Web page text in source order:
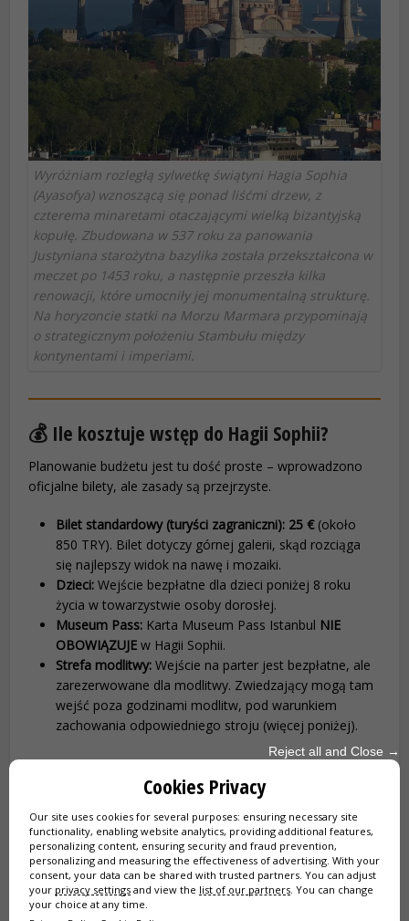
Wyróżniam rozległą sylwetkę świątyni Hagia Sophia
(Ayasofya) wznoszącą się ponad liśćmi drzew, z
czterema minaretami otaczającymi wielką bizantyjską
kopułę. Zbudowana w 537 roku za panowania
Justyniana starożytna bazylika została przekształcona w
meczet po 1453 roku, a następnie przeszła kilka
renowacji, które umocniły jej monumentalną strukturę.
Na horyzoncie statki na Morzu Marmara przypominają
o strategicznym położeniu Stambułu między
kontynentami i imperiami.
💰 Ile kosztuje wstęp do Hagii Sophii?
Planowanie budżetu jest tu dość proste – wprowadzono
oficjalne bilety, ale zasady są przejrzyste.
Bilet standardowy (turyści zagraniczni): 25 €(około
850 TRY). Bilet dotyczy górnej galerii, skąd rozciąga
się najlepszy widok na nawę i mozaiki.
Dzieci: Wejście bezpłatne dla dzieci poniżej 8 roku
życia w towarzystwie osoby dorosłej.
Museum Pass: Karta Museum Pass Istanbul NIE
OBOWIĄZUJE w Hagii Sophii.
Strefa modlitwy: Wejście na parter jest bezpłatne, ale
zarezerwowane dla modlitwy. Zwiedzający mogą tam
wejść poza godzinami modlitw, pod warunkiem
zachowania odpowiedniego stroju (więcej poniżej).
Wejście priorytetowe do Hagii Sophii:
Zarezerwuj oficjalne bilety z opcją
„skip-the-line”
💻 Dlaczego warto zarezerwować bilet
Reject all and Close →
Cookies Privacy
Our site uses cookies for several purposes: ensuring necessary site
functionality, enabling website analytics, providing additional features,
personalizing content, ensuring security and fraud prevention,
personalizing and measuring the effectiveness of advertising. With your
consent, your data can be shared with trusted partners. You can adjust
your privacy settings and view the list of our partners. You can change
your choice at any time.